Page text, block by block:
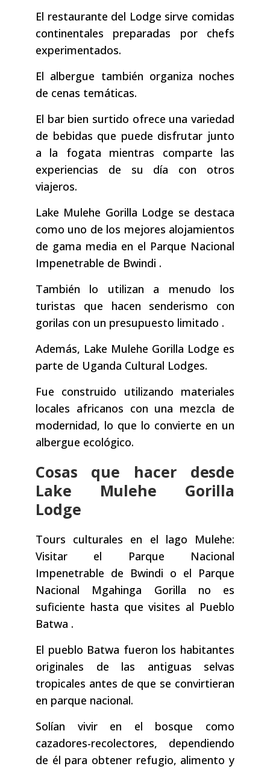
El restaurante del Lodge sirve comidas
continentales preparadas por chefs
experimentados.
El albergue también organiza noches
de cenas temáticas.
El bar bien surtido ofrece una variedad
de bebidas que puede disfrutar junto
a la fogata mientras comparte las
experiencias de su día con otros
viajeros.
Lake Mulehe Gorilla Lodge se destaca
como uno de los mejores alojamientos
de gama media en el Parque Nacional
Impenetrable de Bwindi .
También lo utilizan a menudo los
turistas que hacen senderismo con
gorilas con un presupuesto limitado .
Además, Lake Mulehe Gorilla Lodge es
parte de Uganda Cultural Lodges.
Fue construido utilizando materiales
locales africanos con una mezcla de
modernidad, lo que lo convierte en un
albergue ecológico.
Cosas que hacer desde
Lake Mulehe Gorilla
Lodge
Tours culturales en el lago Mulehe:
Visitar el Parque Nacional
Impenetrable de Bwindi o el Parque
Nacional Mgahinga Gorilla no es
suficiente hasta que visites al Pueblo
Batwa .
El pueblo Batwa fueron los habitantes
originales de las antiguas selvas
tropicales antes de que se convirtieran
en parque nacional.
Solían vivir en el bosque como
cazadores-recolectores, dependiendo
de él para obtener refugio, alimento y